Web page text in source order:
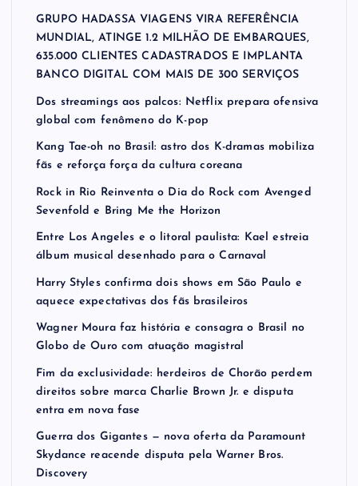
GRUPO HADASSA VIAGENS VIRA REFERÊNCIA
MUNDIAL, ATINGE 1.2 MILHÃO DE EMBARQUES,
635.000 CLIENTES CADASTRADOS E IMPLANTA
BANCO DIGITAL COM MAIS DE 300 SERVIÇOS
Dos streamings aos palcos: Netflix prepara ofensiva
global com fenômeno do K-pop
Kang Tae-oh no Brasil: astro dos K-dramas mobiliza
fãs e reforça força da cultura coreana
Rock in Rio Reinventa o Dia do Rock com Avenged
Sevenfold e Bring Me the Horizon
Entre Los Angeles e o litoral paulista: Kael estreia
álbum musical desenhado para o Carnaval
Harry Styles confirma dois shows em São Paulo e
aquece expectativas dos fãs brasileiros
Wagner Moura faz história e consagra o Brasil no
Globo de Ouro com atuação magistral
Fim da exclusividade: herdeiros de Chorão perdem
direitos sobre marca Charlie Brown Jr. e disputa
entra em nova fase
Guerra dos Gigantes — nova oferta da Paramount
Skydance reacende disputa pela Warner Bros.
Discovery